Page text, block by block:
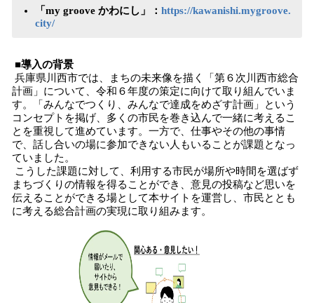
「my groove かわにし」： https://kawanishi.mygroove.
city/
■導入の背景
兵庫県川西市では、まちの未来像を描く「第６次川西市総合
計画」について、令和６年度の策定に向けて取り組んでいま
す。「みんなでつくり、みんなで達成をめざす計画」という
コンセプトを掲げ、多くの市民を巻き込んで一緒に考えるこ
とを重視して進めています。一方で、仕事やその他の事情
で、話し合いの場に参加できない人もいることが課題となっ
ていました。
こうした課題に対して、利用する市民が場所や時間を選ばず
まちづくりの情報を得ることができ、意見の投稿など思いを
伝えることができる場として本サイトを運営し、市民ととも
に考える総合計画の実現に取り組みます。